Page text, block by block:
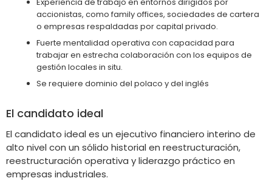
accionistas, como family offices, sociedades de cartera
o empresas respaldadas por capital privado.
Fuerte mentalidad operativa con capacidad para
trabajar en estrecha colaboración con los equipos de
gestión locales in situ.
Se requiere dominio del polaco y del inglés
El candidato ideal
El candidato ideal es un ejecutivo financiero interino de
alto nivel con un sólido historial en reestructuración,
reestructuración operativa y liderazgo práctico en
empresas industriales.